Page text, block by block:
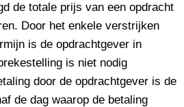
de totale prijs van een opdracht
Door het enkele verstrijken
is de opdrachtgever in
is niet nodig
door de opdrachtgever is de
de dag waarop de betaling